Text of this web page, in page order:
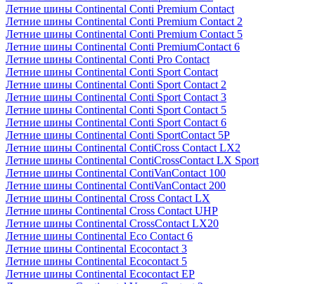
Летние шины Continental Conti Premium Contact
Летние шины Continental Conti Premium Contact 2
Летние шины Continental Conti Premium Contact 5
Летние шины Continental Conti PremiumContact 6
Летние шины Continental Conti Pro Contact
Летние шины Continental Conti Sport Contact
Летние шины Continental Conti Sport Contact 2
Летние шины Continental Conti Sport Contact 3
Летние шины Continental Conti Sport Contact 5
Летние шины Continental Conti Sport Contact 6
Летние шины Continental Conti SportContact 5P
Летние шины Continental ContiCross Contact LX2
Летние шины Continental ContiCrossContact LX Sport
Летние шины Continental ContiVanContact 100
Летние шины Continental ContiVanContact 200
Летние шины Continental Cross Contact LX
Летние шины Continental Cross Contact UHP
Летние шины Continental CrossContact LX20
Летние шины Continental Eco Contact 6
Летние шины Continental Ecocontact 3
Летние шины Continental Ecocontact 5
Летние шины Continental Ecocontact EP